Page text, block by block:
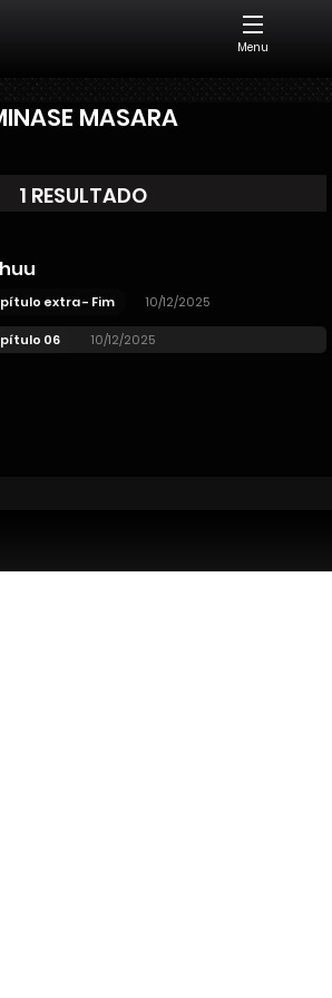
Menu
MASARA
1 RESULTADO
extra - Fim 10/12/2025
06 10/12/2025